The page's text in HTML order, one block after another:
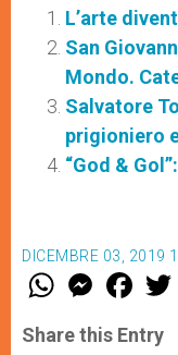
L’arte
San
Mondo.
Salvatore
prigioniero
“God &
DICEMBRE 03, 2019
W
t
s
M
e
s
e
F
a
e
b
Share this Entry